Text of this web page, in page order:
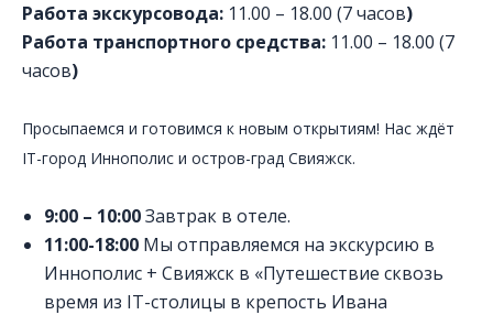
Работа экскурсовода: 11.00 – 18.00 (7 часов)
Работа транспортного средства: 11.00 – 18.00 (7
часов)
Просыпаемся и готовимся к новым открытиям! Нас ждёт
IT-город Иннополис и остров-град Свияжск.
9:00 – 10:00Завтрак в отеле.
11:00-18:00 Мы отправляемся на экскурсию в
Иннополис + Свияжск в «Путешествие сквозь
время из IT-столицы в крепость Ивана